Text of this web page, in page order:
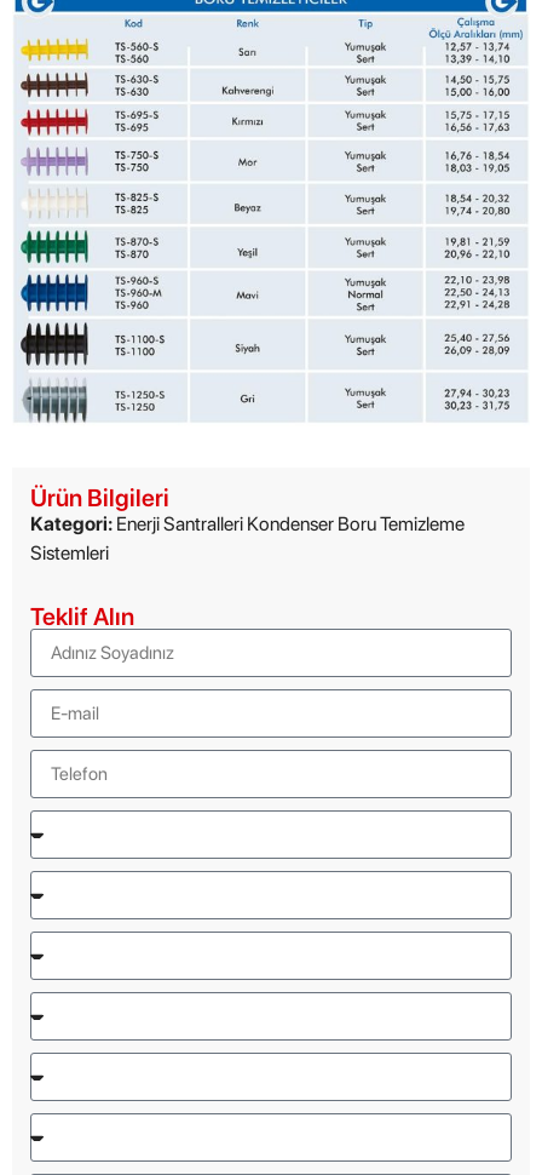
Ürün Bilgileri
Kategori: Enerji Santralleri Kondenser Boru Temizleme
Sistemleri
Teklif Alın